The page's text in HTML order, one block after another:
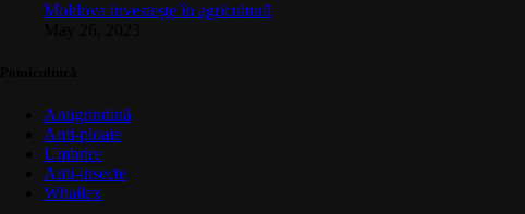
Moldova investește în agricultură
Antigrindină
Anti-ploaie
Umbrire
Anti-insecte
Whailex